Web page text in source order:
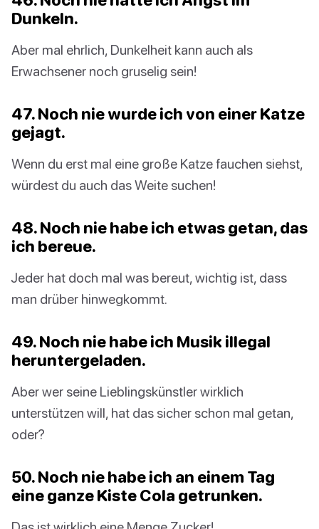
Dunkeln.
Aber mal ehrlich, Dunkelheit kann auch als
Erwachsener noch gruselig sein!
47. Noch nie wurde ich von einer Katze
gejagt.
Wenn du erst mal eine große Katze fauchen siehst,
würdest du auch das Weite suchen!
48. Noch nie habe ich etwas getan, das
ich bereue.
Jeder hat doch mal was bereut, wichtig ist, dass
man drüber hinwegkommt.
49. Noch nie habe ich Musik illegal
heruntergeladen.
Aber wer seine Lieblingskünstler wirklich
unterstützen will, hat das sicher schon mal getan,
oder?
50. Noch nie habe ich an einem Tag
eine ganze Kiste Cola getrunken.